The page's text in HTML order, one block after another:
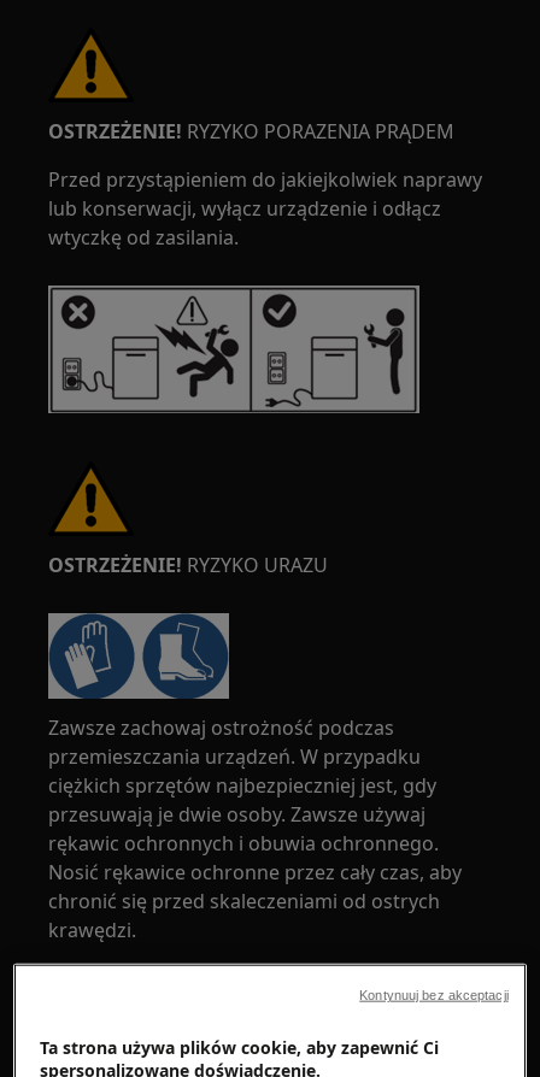
OSTRZEŻENIE! RYZYKO PORAZENIA PRĄDEM
Przed przystąpieniem do jakiejkolwiek naprawy
lub konserwacji, wyłącz urządzenie i odłącz
wtyczkę od zasilania.
OSTRZEŻENIE! RYZYKO URAZU
Zawsze zachowaj ostrożność podczas
przemieszczania urządzeń. W przypadku
ciężkich sprzętów najbezpieczniej jest, gdy
przesuwają je dwie osoby. Zawsze używaj
rękawic ochronnych i obuwia ochronnego.
Nosić rękawice ochronne przez cały czas, aby
chronić się przed skaleczeniami od ostrych
krawędzi.
Ta strona używa plików cookie, aby zapewnić Ci
spersonalizowane doświadczenie.
Kontynuuj bez akceptacji